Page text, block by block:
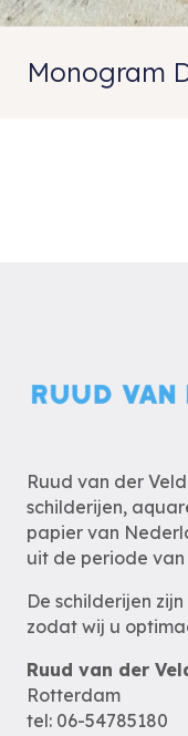
Monogram
Ruud van der
schilderijen,
papier van
uit de periode
De schilderijen zijn
zodat wij u
Ruud van der
Rotterdam
tel: 06-54785180